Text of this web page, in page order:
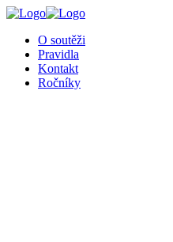
O soutěži
Pravidla
Kontakt
Ročníky